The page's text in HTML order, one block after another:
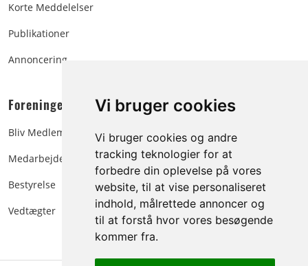
Vi bruger cookies
Vi bruger cookies og andre
tracking teknologier for at
forbedre din oplevelse på vores
website, til at vise personaliseret
indhold, målrettede annoncer og
til at forstå hvor vores besøgende
kommer fra.
Korte Meddelelser
Publikationer
Annoncering
Foreningen:
Bliv Medlem
Medarbejdere
Bestyrelse
Vedtægter